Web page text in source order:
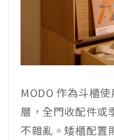
MODO 作為斗櫃
層，全門收配件或
不雜亂。矮櫃配置